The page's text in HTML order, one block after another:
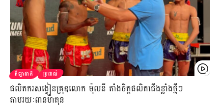
កីឡាជាតិ ប្រដាល់
ផលិតករសង្វៀនគ្រុឌលោក ម៉ុលនី តាំងចិត្តផលិតជើងខ្លាំងថ្មីៗ
តាមរយៈពានម៉ាតុន